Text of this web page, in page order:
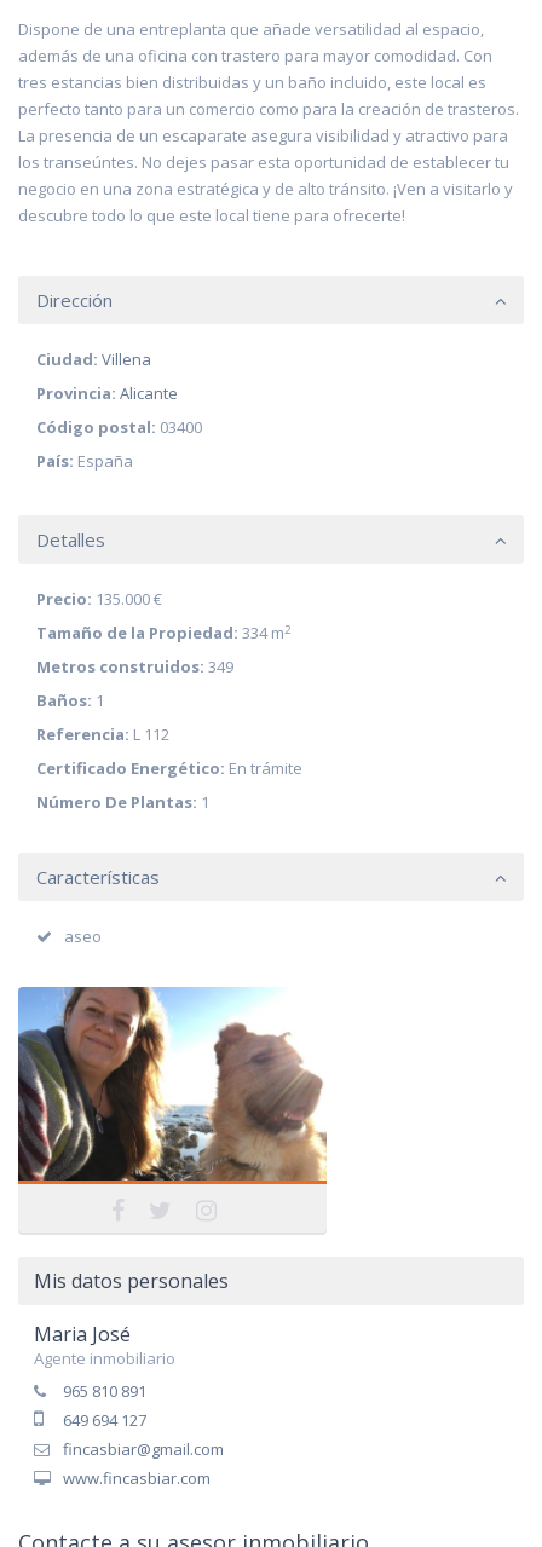
Dispone de una entreplanta que añade versatilidad al espacio,
además de una oficina con trastero para mayor comodidad. Con
tres estancias bien distribuidas y un baño incluido, este local es
perfecto tanto para un comercio como para la creación de trasteros.
La presencia de un escaparate asegura visibilidad y atractivo para
los transeúntes. No dejes pasar esta oportunidad de establecer tu
negocio en una zona estratégica y de alto tránsito. ¡Ven a visitarlo y
descubre todo lo que este local tiene para ofrecerte!
Dirección
Ciudad: Villena
Provincia: Alicante
Código postal: 03400
País: España
Detalles
Precio: 135.000 €
Tamaño de la Propiedad: 334 m2
Metros construidos: 349
Baños: 1
Referencia: L 112
Certificado Energético: En trámite
Número De Plantas: 1
Características
aseo
Mis datos personales
Maria José
Agente inmobiliario
965 810 891
649 694 127
fincasbiar@gmail.com
www.fincasbiar.com